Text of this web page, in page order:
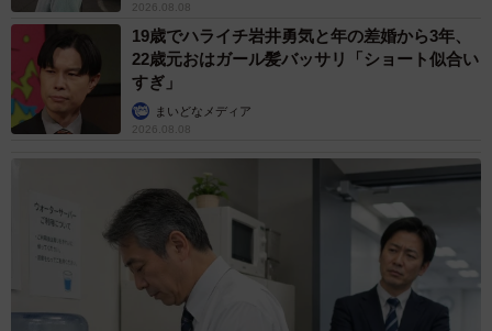
2026.08.08
19歳でハライチ岩井勇気と年の差婚から3年、
22歳元おはガール髪バッサリ「ショート似合い
すぎ」
まいどなメディア
2026.08.08